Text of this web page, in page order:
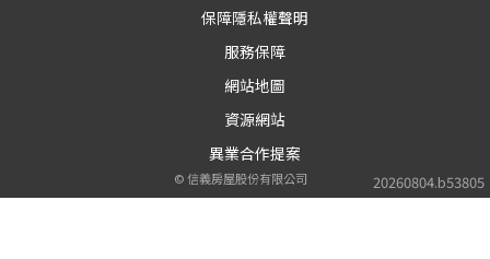
20260804.b53805
保障隱私權聲明
服務保障
網站地圖
資源網站
異業合作提案
©信義房屋股份有限公司